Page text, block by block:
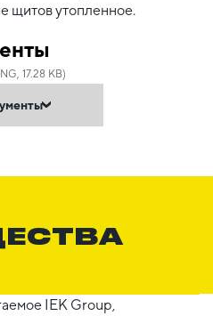
щитов утопленное.
17.28 KB)
IEK Group,